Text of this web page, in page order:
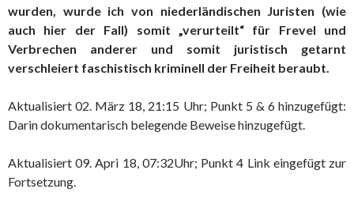
wurden, wurde ich von niederländischen Juristen (wie
auch hier der Fall) somit „verurteilt“ für Frevel und
Verbrechen anderer und somit juristisch getarnt
verschleiert faschistisch kriminell der Freiheit beraubt.
Aktualisiert 02. März 18, 21:15 Uhr; Punkt 5 & 6 hinzugefügt:
Darin dokumentarisch belegende Beweise hinzugefügt.
Aktualisiert 09. Apri 18, 07:32Uhr; Punkt 4 Link eingefügt zur
Fortsetzung.